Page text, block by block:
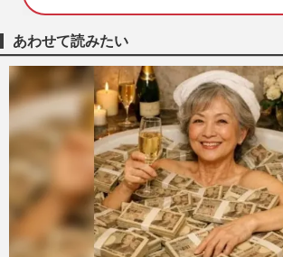
あわせて読みたい